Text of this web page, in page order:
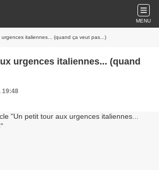
MENU
italiennes... (quand ça veut pas...)
urgences italiennes... (quand
19:48